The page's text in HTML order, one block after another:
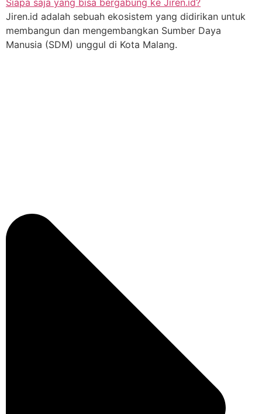
Jiren.id adalah sebuah ekosistem yang didirikan untuk
membangun dan mengembangkan Sumber Daya
Manusia (SDM) unggul di Kota Malang.